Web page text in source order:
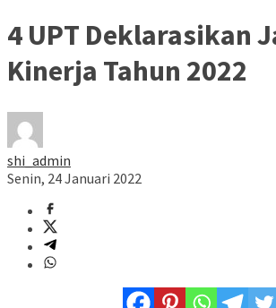
4 UPT Deklarasikan
Kinerja Tahun 2022
shi_admin
Senin, 24 Januari 2022